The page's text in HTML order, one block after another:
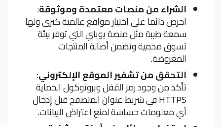
الشراء من منصات معتمدة وموثوقة:
احرص دائما على اختيار مواقع عالمية كبرى ولها
سمعة طيبة مثل منصة يوباي التي توفر بيئة
تسوق محمية وتضمن أصالة المنتجات
المعروضة.
التحقق من تشفير الموقع الإلكتروني:
تأكد من وجود رمز القفل وبروتوكول الحماية
HTTPS في شريط عنوان المتصفح قبل إدخال
أي معلومات حساسة لمنع اعتراض البيانات.